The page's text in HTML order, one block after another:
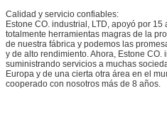
Calidad y servicio confiables:
Estone CO. industrial, LTD, apoyó por
totalmente herramientas magras de la
de nuestra fábrica y podemos las
y de alto rendimiento. Ahora, Estone CO.
suministrando servicios a muchas
Europa y de una cierta otra área en el
cooperado con nosotros más de 8 años.